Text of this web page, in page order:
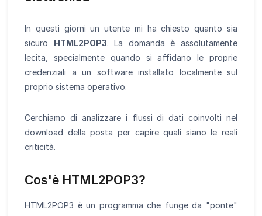
In questi giorni un utente mi ha chiesto quanto sia
sicuro HTML2POP3. La domanda è assolutamente
lecita, specialmente quando si affidano le proprie
credenziali a un software installato localmente sul
proprio sistema operativo.
Cerchiamo di analizzare i flussi di dati coinvolti nel
download della posta per capire quali siano le reali
criticità.
Cos'è HTML2POP3?
HTML2POP3 è un programma che funge da "ponte"